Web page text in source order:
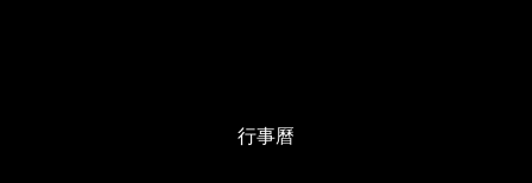
行事曆